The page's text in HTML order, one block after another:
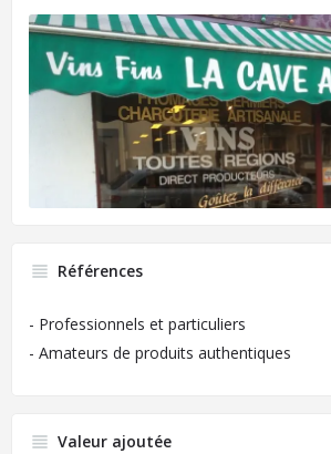
Références
- Professionnels et particuliers
- Amateurs de produits authentiques
Valeur ajoutée